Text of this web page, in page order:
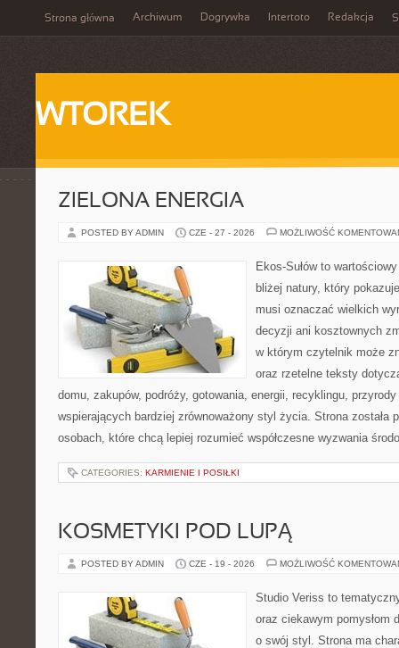
Strona główna Archiwum Dogrywka Intertoto Redakcja
WTOREK
ZIELONA ENERGIA
POSTED BY ADMIN CZE - 27 - 2026 MOŻLIWOŚĆ
Ekos-Sułów to
bliżej natury, który
musi oznaczać wielkich
decyzji ani kosztownych
w którym czytelnik może
oraz rzetelne teksty
domu, zakupów, podróży, gotowania, energii, recyklingu,
wspierających bardziej zrównoważony styl życia. Strona została
osobach, które chcą lepiej rozumieć współczesne wyzwania
CATEGORIES: KARMIENIE I POSIŁKI
KOSMETYKI POD LUPĄ
POSTED BY ADMIN CZE - 19 - 2026 MOŻLIWOŚĆ
Studio Veriss to
oraz ciekawym pomysłom
o swój styl. Strona ma